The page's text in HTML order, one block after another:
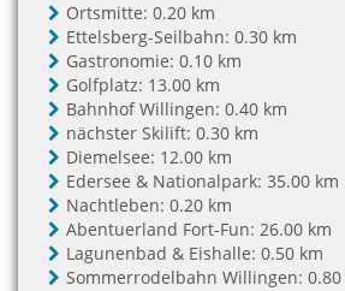
Ortsmitte: 0.20 km
Ettelsberg-Seilbahn: 0.30 km
Gastronomie: 0.10 km
Golfplatz: 13.00 km
Bahnhof Willingen: 0.40 km
nächster Skilift: 0.30 km
Diemelsee: 12.00 km
Edersee & Nationalpark: 35.00 km
Nachtleben: 0.20 km
Abentuerland Fort-Fun: 26.00 km
Lagunenbad & Eishalle: 0.50 km
Sommerrodelbahn Willingen: